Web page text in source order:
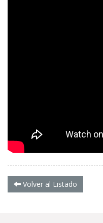
Volver al Listado